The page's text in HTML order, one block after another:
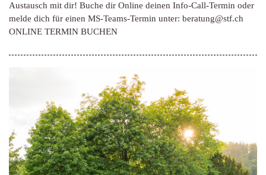
Austausch mit dir! Buche dir Online deinen Info-Call-Termin oder
melde dich für einen MS-Teams-Termin unter: beratung@stf.ch
ONLINE TERMIN BUCHEN